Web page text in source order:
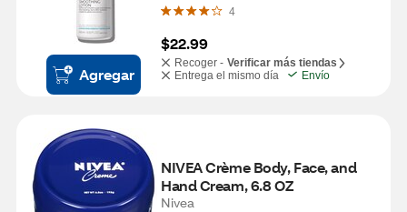
Agregar
4
$22.99
Recoger - Verificar más tiendas
Entrega el mismo día
Envío
NIVEA Crème Body, Face, and
Hand Cream, 6.8 OZ
Nivea